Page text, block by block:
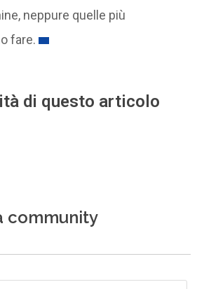
neppure quelle più
fare.
di questo articolo
community